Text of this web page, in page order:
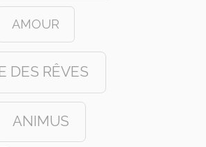
AMOUR
DES RÊVES
ANIMUS